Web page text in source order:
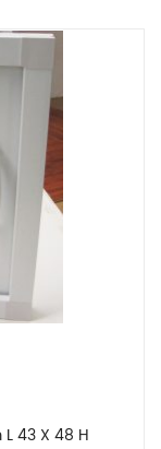
43 X 48 H